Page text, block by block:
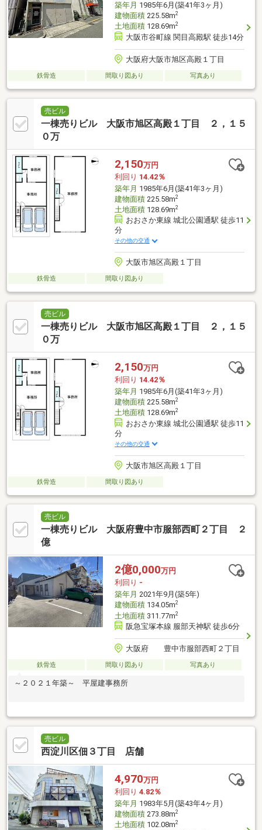
築年月 1985年6月(築41年3ヶ月)
建物面積225.58m2
土地面積128.69m2
大阪市谷町線 関目高殿駅 徒歩14分
大阪府大阪市旭区高殿１丁目
鉄骨造 間取り図あり 写真あり
売ビル
一棟売りビル 大阪市旭区高殿１丁目 ２，１５
０万
2,150万円
利回り 14.42％
築年月 1985年6月(築41年3ヶ月)
建物面積225.58m2
土地面積128.69m2
おおさか東線 城北公園通駅 徒歩11
分
その他の交通
大阪市旭区高殿１丁目
鉄骨造 間取り図あり
売ビル
一棟売りビル 大阪市旭区高殿１丁目 ２，１５
０万
2,150万円
利回り 14.42％
築年月 1985年6月(築41年3ヶ月)
建物面積225.58m2
土地面積128.69m2
おおさか東線 城北公園通駅 徒歩11
分
その他の交通
大阪市旭区高殿１丁目
鉄骨造 間取り図あり
売ビル
一棟売りビル 大阪府豊中市服部西町２丁目 ２
億
2億0,000万円
利回り -
築年月 2021年9月(築5年)
建物面積134.05m2
土地面積311.77m2
阪急宝塚本線 服部天神駅 徒歩6分
大阪府 豊中市服部西町２丁目
鉄骨造 間取り図あり 写真あり
～２０２１年築～ 平屋建事務所
売ビル
西淀川区佃３丁目 店舗
4,970万円
利回り 4.82％
築年月 1983年5月(築43年4ヶ月)
建物面積273.88m2
土地面積102.08m2